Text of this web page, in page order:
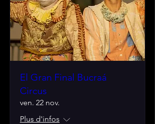
El Gran Final Bucraá
Circus
ven. 22 nov.
Plus d'infos